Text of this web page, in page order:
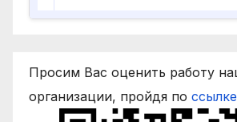
Просим Вас оценить работу
организации, пройдя по ссылке